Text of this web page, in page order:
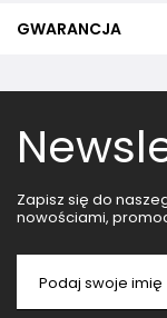
GWARANCJA
Zapisz się do
nowościami,
Podaj swoje imię